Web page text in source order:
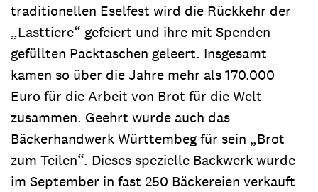
traditionellen Eselfest wird die Rückkehr der
„Lasttiere“ gefeiert und ihre mit Spenden
gefüllten Packtaschen geleert. Insgesamt
kamen so über die Jahre mehr als 170.000
Euro für die Arbeit von Brot für die Welt
zusammen. Geehrt wurde auch das
Bäckerhandwerk Württembeg für sein „Brot
zum Teilen“. Dieses spezielle Backwerk wurde
im September in fast 250 Bäckereien verkauft